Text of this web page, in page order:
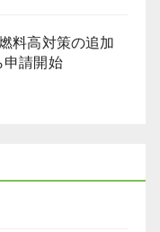
料高対策の追加
申請開始